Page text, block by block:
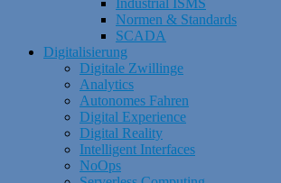
Industrial ISMS
Normen & Standards
SCADA
Digitalisierung
Digitale Zwillinge
Analytics
Autonomes Fahren
Digital Experience
Digital Reality
Intelligent Interfaces
NoOps